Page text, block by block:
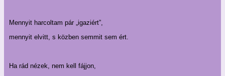
Mennyit harcoltam pár „igaziért”,
mennyit elvitt, s közben semmit sem ért.
Ha rád nézek, nem kell fájjon,